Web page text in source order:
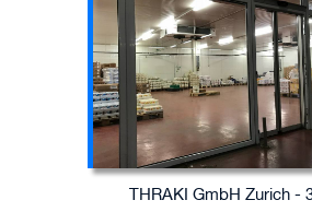
THRAKI GmbH Zurich -